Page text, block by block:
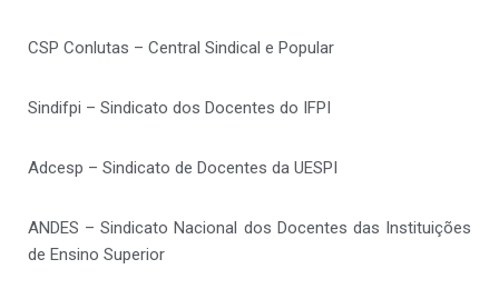
CSP Conlutas – Central Sindical e Popular
Sindifpi – Sindicato dos Docentes do IFPI
Adcesp – Sindicato de Docentes da UESPI
ANDES – Sindicato Nacional dos Docentes das Instituições
de Ensino Superior